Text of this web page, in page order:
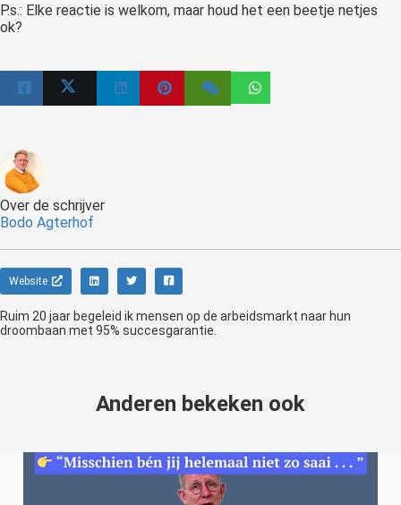
P.s.: Elke reactie is welkom, maar houd het een beetje netjes
ok?
Over de schrijver
Bodo Agterhof
Website
Ruim 20 jaar begeleid ik mensen op de arbeidsmarkt naar hun
droombaan met 95% succesgarantie.
Anderen bekeken ook